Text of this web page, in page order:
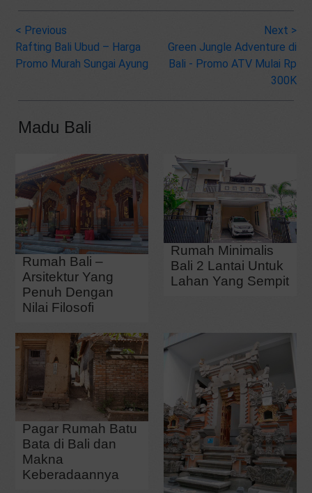
< Previous
Rafting Bali Ubud – Harga
Promo Murah Sungai Ayung
Next >
Green Jungle Adventure di
Bali - Promo ATV Mulai Rp
300K
Madu Bali
Rumah Bali –
Arsitektur Yang
Penuh Dengan
Nilai Filosofi
Rumah Minimalis
Bali 2 Lantai Untuk
Lahan Yang Sempit
Pagar Rumah Batu
Bata di Bali dan
Makna
Keberadaannya